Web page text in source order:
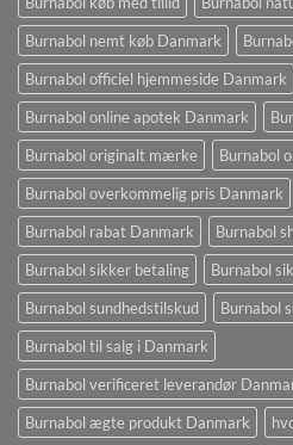
Burnabol nemt køb Danmark
Burnabol officiel hjemmeside Danmark
Burnabol online apotek Danmark
Burnabol originalt mærke
Burnabol
Burnabol overkommelig pris Danmark
Burnabol rabat Danmark
Burnabol
Burnabol sikker betaling
Burnabol
Burnabol sundhedstilskud
Burnabol
Burnabol til salg i Danmark
Burnabol verificeret leverandør
Burnabol ægte produkt Danmark